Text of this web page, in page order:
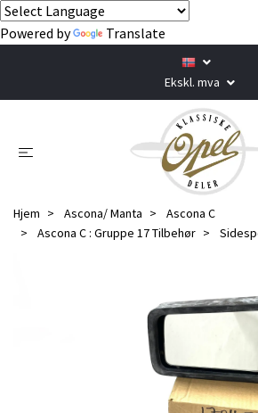
Powered by Translate
Ekskl. mva
Hjem Ascona/ Manta
Ascona C
Ascona C : Gruppe 17 Tilbehør